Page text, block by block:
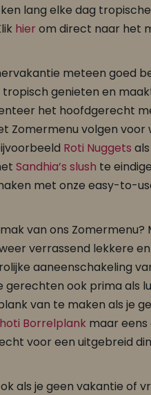
lang elke dag
hier om direct naar het
meteen goed
tropisch genieten en
het hoofdgerecht
Zomermenu volgen
Roti Nuggets
Sandhia’s slush te
met onze easy-to-
van ons Zomermenu?
verrassend lekkere
aaneenschakeling
ook prima als
van te maken als je
Borrelplank maar
voor een uitgebreid
als je geen vakantie of